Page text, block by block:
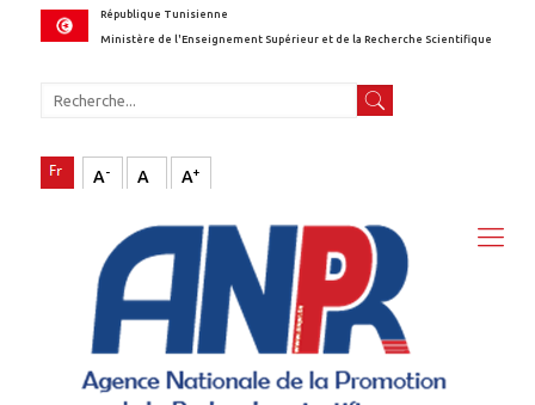
République Tunisienne
Ministère de l'Enseignement Supérieur et de la Recherche Scientifique
A- A A+